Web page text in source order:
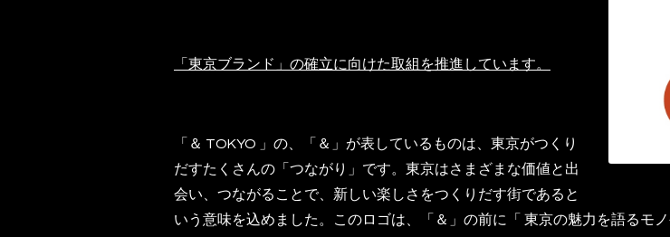
「東京ブランド」の確立に向けた取組を推進しています。
「＆ TOKYO 」の、「＆」が表しているものは、東京がつくり
だすたくさんの「つながり」です。東京はさまざまな価値と出
会い、つながることで、新しい楽しさをつくりだす街であると
いう意味を込めました。このロゴは、「＆」の前に「 東京の魅力を語るモ